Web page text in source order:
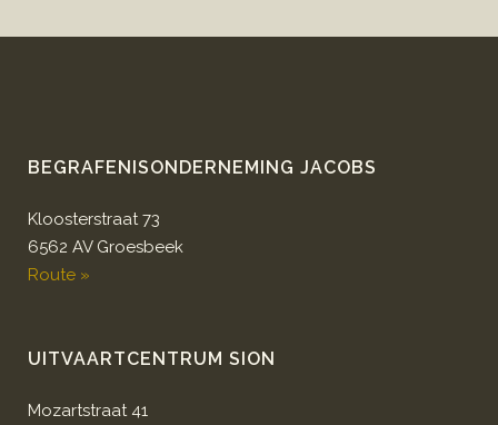
BEGRAFENISONDERNEMING JACOBS
Kloosterstraat 73
6562 AV Groesbeek
Route »
UITVAARTCENTRUM SION
Mozartstraat 41